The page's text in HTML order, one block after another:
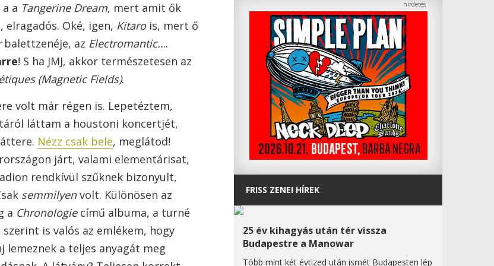
a Tangerine Dream, mert amit ők
elragadós. Oké, igen, Kitarois, mert ő
balettzenéje, az Electromantic....
! S ha JMJ, akkor természetesen az
(Magnetic Fields).
volt már régen is. Lepetéztem,
láttam a houstoni koncertjét,
Nézz csak bele, meglátod!
járt, valami elementárisat,
rendkívül szűknek bizonyult,
semmilyenvolt. Különösen az
a Chronologiecímű albuma, a turné
is valós az emlékem, hogy
lemeznek a teljes anyagát meg
FRISS ZENEI HÍREK
25 év kihagyás után tér vissza
Budapestre a Manowar
Több mint két évtized után ismét Budapesten lép